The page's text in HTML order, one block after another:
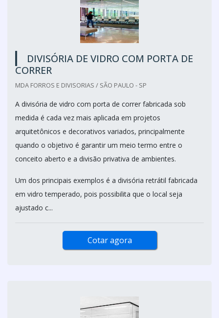
DIVISÓRIA DE VIDRO COM PORTA DE
CORRER
MDA FORROS E DIVISORIAS / SÃO PAULO - SP
A divisória de vidro com porta de correr fabricada sob
medida é cada vez mais aplicada em projetos
arquitetônicos e decorativos variados, principalmente
quando o objetivo é garantir um meio termo entre o
conceito aberto e a divisão privativa de ambientes.
Um dos principais exemplos é a divisória retrátil fabricada
em vidro temperado, pois possibilita que o local seja
ajustado c...
Cotar agora